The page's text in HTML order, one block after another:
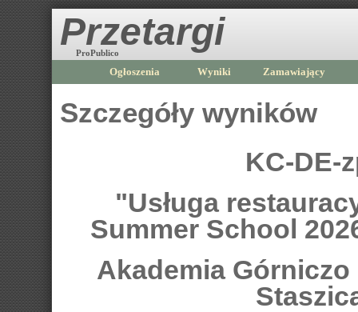
Przetargi
ProPublico
Ogłoszenia Wyniki Zamawiający
Szczegóły wyników
KC-DE-
"Usługa
Summer School
Akademia Górniczo